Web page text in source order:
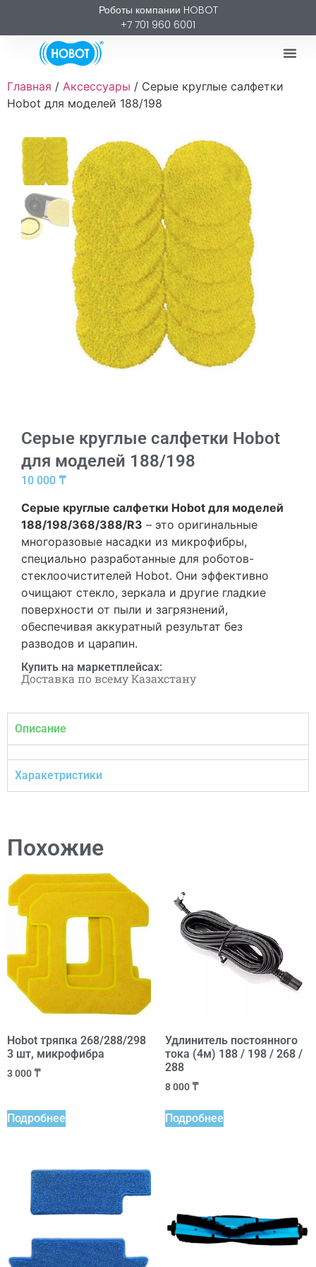
Роботы компании HOBOT
+7 701 960 6001
Главная / Аксессуары / Серые круглые салфетки
Hobot для моделей 188/198
Серые круглые салфетки Hobot
для моделей 188/198
10 000 ₸
Серые круглые салфетки Hobot для моделей
188/198/368/388/R3 – это оригинальные
многоразовые насадки из микрофибры,
специально разработанные для роботов-
стеклоочистителей Hobot. Они эффективно
очищают стекло, зеркала и другие гладкие
поверхности от пыли и загрязнений,
обеспечивая аккуратный результат без
разводов и царапин.
Купить на маркетплейсах:
Доставка по всему Казахстану
Описание
Харакетристики
Похожие
Hobot тряпка 268/288/298
3 шт, микрофибра
3 000 ₸
Подробнее
Удлинитель постоянного
тока (4м) 188 / 198 / 268 /
288
8 000 ₸
Подробнее